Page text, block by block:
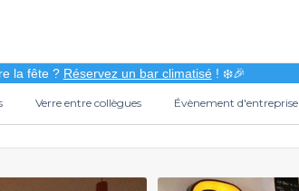
la fête ? Réservez un bar climatisé! ❄️🎉
Verre entre collègues Évènement d'entreprise